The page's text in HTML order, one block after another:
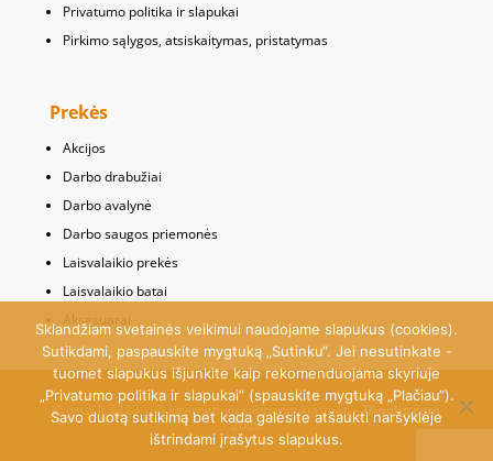
Privatumo politika ir slapukai
Pirkimo sąlygos, atsiskaitymas, pristatymas
Prekės
Akcijos
Darbo drabužiai
Darbo avalynė
Darbo saugos priemonės
Laisvalaikio prekės
Laisvalaikio batai
Aksesuarai
© osus.lt 2023 | © Internetinių svetainių kūrimas –Dipolis.com
2020
Sklandžiam svetainės veikimui naudojame slapukus (cookies).
Sutikdami, paspauskite mygtuką „Sutinku“. Jei nesutinkate -
tuomet slapukus išjunkite kaip rekomenduojama skyriuje
„Privatumo politika ir slapukai“ (spauskite mygtuką „Plačiau“).
Savo duotą sutikimą bet kada galėsite atšaukti naršyklėje
ištrindami įrašytus slapukus.